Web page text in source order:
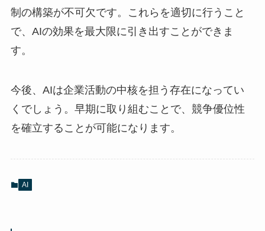
制の構築が不可欠です。これらを適切に行うこと
で、AIの効果を最大限に引き出すことができま
す。
今後、AIは企業活動の中核を担う存在になってい
くでしょう。早期に取り組むことで、競争優位性
を確立することが可能になります。
AI